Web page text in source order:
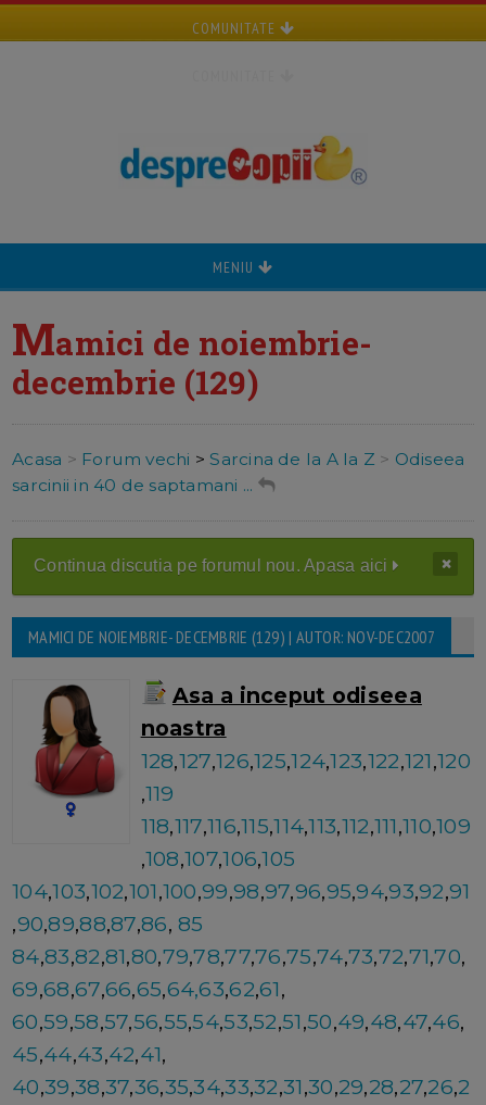
COMUNITATE
MENIU
Mamici de noiembrie-
decembrie (129)
Acasa > Forum vechi >Sarcina de la A la Z > Odiseea
sarcinii in 40 de saptamani ...
Continua discutia pe forumul nou. Apasa aici
MAMICI DE NOIEMBRIE- DECEMBRIE (129) | AUTOR: NOV-DEC2007
Asa a inceput odiseea
noastra
128,127,126,125,124,123,122,121,120
,119
118,117,116,115,114,113,112,111,110,109
,108,107,106,105
104,103,102,101,100,99,98,97,96,95,94,93,92,91
,90,89,88,87,86,85
84,83,82,81,80,79,78,77,76,75,74,73,72,71,70,
69,68,67,66,65,64,63,62,61,
60,59,58,57,56,55,54,53,52,51,50,49,48,47,46,
45,44,43,42,41,
40,39,38,37,36,35,34,33,32,31,30,29,28,27,26,2